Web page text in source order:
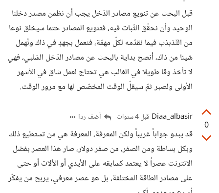
قبل البحث عن تنويع مصادر الدّخل يجب أن نظمن مصدر دخلنا
الوحيد وأن نحقّق الثّبات فيه، فتنويع المصادر حتما سيخلق نوعا
من التّذبذب فيما نقدّمه لكلّ مهمّة، فنعمل بجهدٍ في ذاك ونُهمل
شيئا من ذاك، أنصح بداية بالبحث عن مصادر الدّخل السّلبي، فهي
لا تأخذ وقا طويلا في الغالب هي تحتاج لعمل شاق في الأشهر
الأولى ولصبر ثمّ سيقلّ الوقت المخصّص لها مع مرور الوقت.
0
Diaa_albasir قبل 4 سنوات أضف ردا
قد يبدو جواباً غريباً ولكن المعرفة، المعرفة هي من تستطيع ذلك
وبكل بساطة ومن الصفر، من صفر دولار، صار هذا العصر بفضل
الانترنت عصراً لا يعتمد كسابقه على الأيدي أو الألات أو حتى
على مصادر الطاقة المختلفة، بل هو عصر معرفي، يربح من يفكّر